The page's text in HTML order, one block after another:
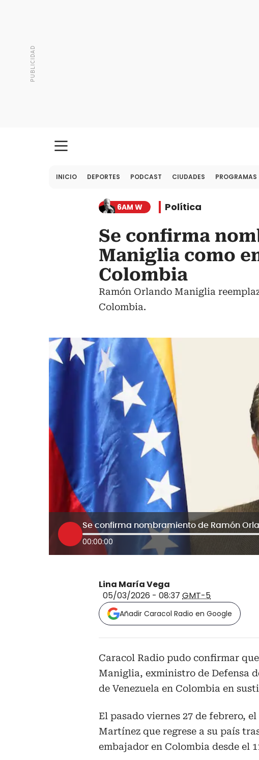
INICIO DEPORTES PODCAST CIUDADES PROGRAMAS
6AM W Política
Se confirma
Maniglia como
Colombia
Ramón Orlando Maniglia
Colombia.
00:00:00
Lina María Vega
05/03/2026 - 08:37 GMT-5
Añadir Caracol Radio en Google
Caracol Radio pudo confirmar
Maniglia, exministro de Defensa
de Venezuela en Colombia en
El pasado viernes 27 de febrero,
Martínez que regrese a su país
embajador en Colombia desde el